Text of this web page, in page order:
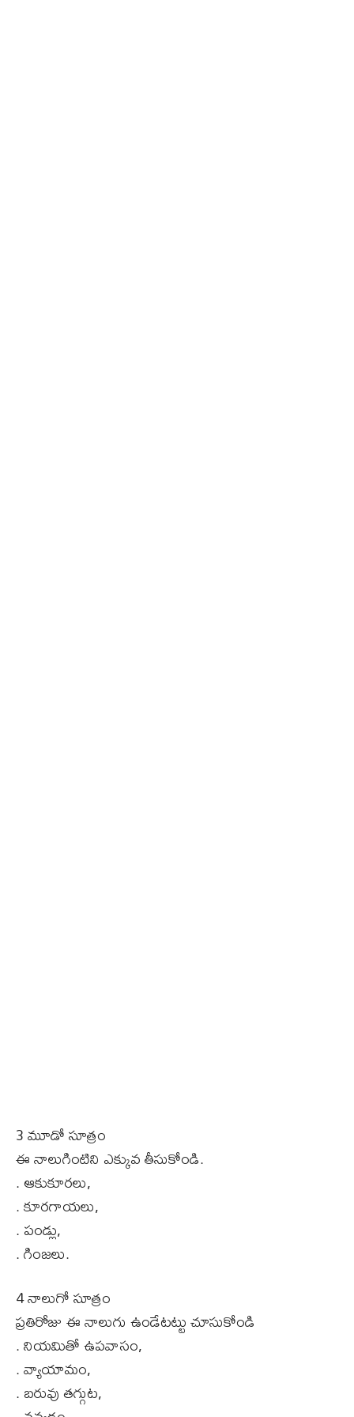
3 మూడో సూత్రం
ఈ నాలుగింటిని ఎక్కువ తీసుకోండి.
. ఆకుకూరలు,
. కూరగాయలు,
. పండ్లు,
. గింజలు.
4 నాలుగో సూత్రం
ప్రతిరోజు ఈ నాలుగు ఉండేటట్టు చూసుకోండి
. నియమితో ఉపవాసం,
. వ్యాయామం,
. బరువు తగ్గుట,